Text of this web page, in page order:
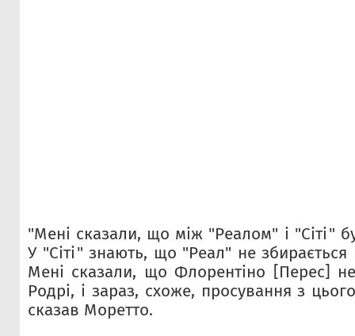
"Мені сказали, що між "Реалом" і "Сіті"
У "Сіті" знають, що "Реал" не збирається
Мені сказали, що Флорентіно [Перес]
Родрі, і зараз, схоже, просування з
сказав Моретто.